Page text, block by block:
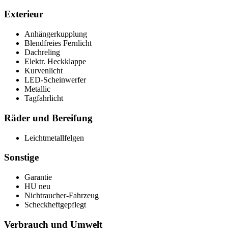
Exterieur
Anhängerkupplung
Blendfreies Fernlicht
Dachreling
Elektr. Heckklappe
Kurvenlicht
LED-Scheinwerfer
Metallic
Tagfahrlicht
Räder und Bereifung
Leichtmetallfelgen
Sonstige
Garantie
HU neu
Nichtraucher-Fahrzeug
Scheckheftgepflegt
Verbrauch und Umwelt